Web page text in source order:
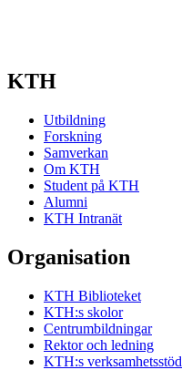
KTH
Utbildning
Forskning
Samverkan
Om KTH
Student på KTH
Alumni
KTH Intranät
Organisation
KTH Biblioteket
KTH:s skolor
Centrumbildningar
Rektor och ledning
KTH:s verksamhetsstöd